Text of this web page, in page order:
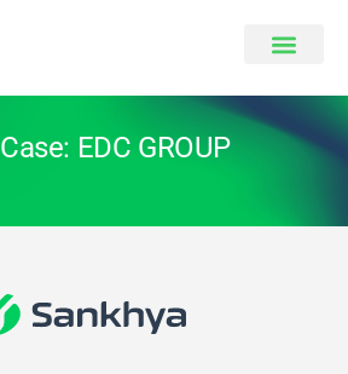
Case: EDC GROUP